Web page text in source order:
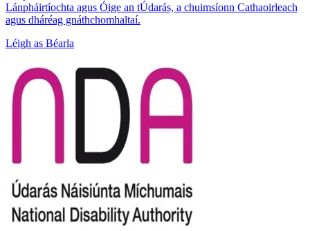
Lánpháirtíochta agus Óige an tÚdarás, a chuimsíonn Cathaoirleach
agus dháréag gnáthchomhaltaí.
Léigh as Béarla